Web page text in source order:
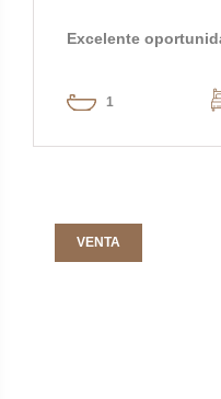
Excelente
1
VENTA